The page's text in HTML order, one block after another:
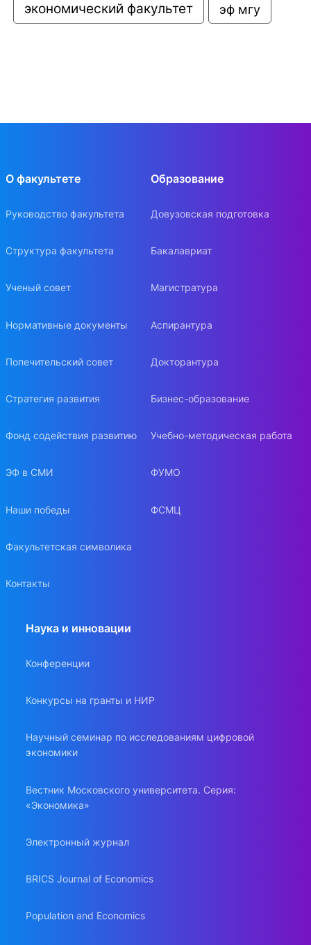
экономический факультет эф мгу
О факультете
Руководство факультета
Структура факультета
Ученый совет
Нормативные документы
Попечительский совет
Стратегия развития
Фонд содействия развитию
ЭФ в СМИ
Наши победы
Факультетская символика
Контакты
Образование
Довузовская подготовка
Бакалавриат
Магистратура
Аспирантура
Докторантура
Бизнес-образование
Учебно-методическая работа
ФУМО
ФСМЦ
Наука и инновации
Конференции
Конкурсы на гранты и НИР
Научный семинар по исследованиям цифровой
экономики
Вестник Московского университета. Серия:
«Экономика»
Электронный журнал
BRICS Journal of Economics
Population and Economics